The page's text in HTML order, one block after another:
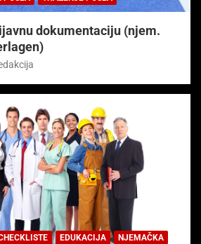
dokumentaciju (njem.
EDUKACIJA
NJEMAČKA